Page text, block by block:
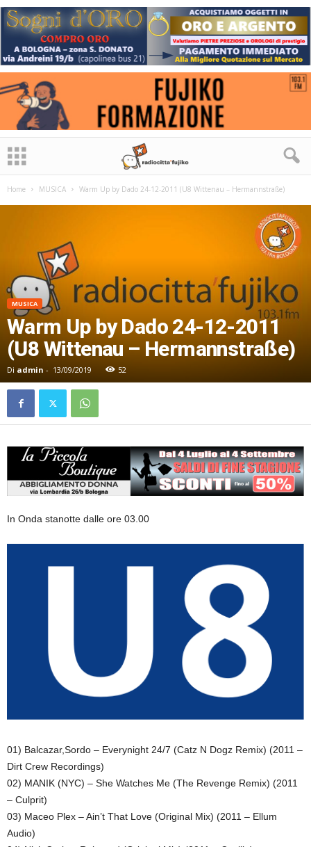
Home MUSICA Warm Up by Dado 24-12-2011 (U8 Wittenau – Hermannstraße)
MUSICA
Warm Up by Dado 24-12-2011
(U8 Wittenau – Hermannstraße)
Di admin - 13/09/2019 52
In Onda stanotte dalle ore 03.00
01) Balcazar,Sordo – Everynight 24/7 (Catz N Dogz Remix) (2011 –
Dirt Crew Recordings)
02) MANIK (NYC) – She Watches Me (The Revenge Remix) (2011
– Culprit)
03) Maceo Plex – Ain’t That Love (Original Mix) (2011 – Ellum
Audio)